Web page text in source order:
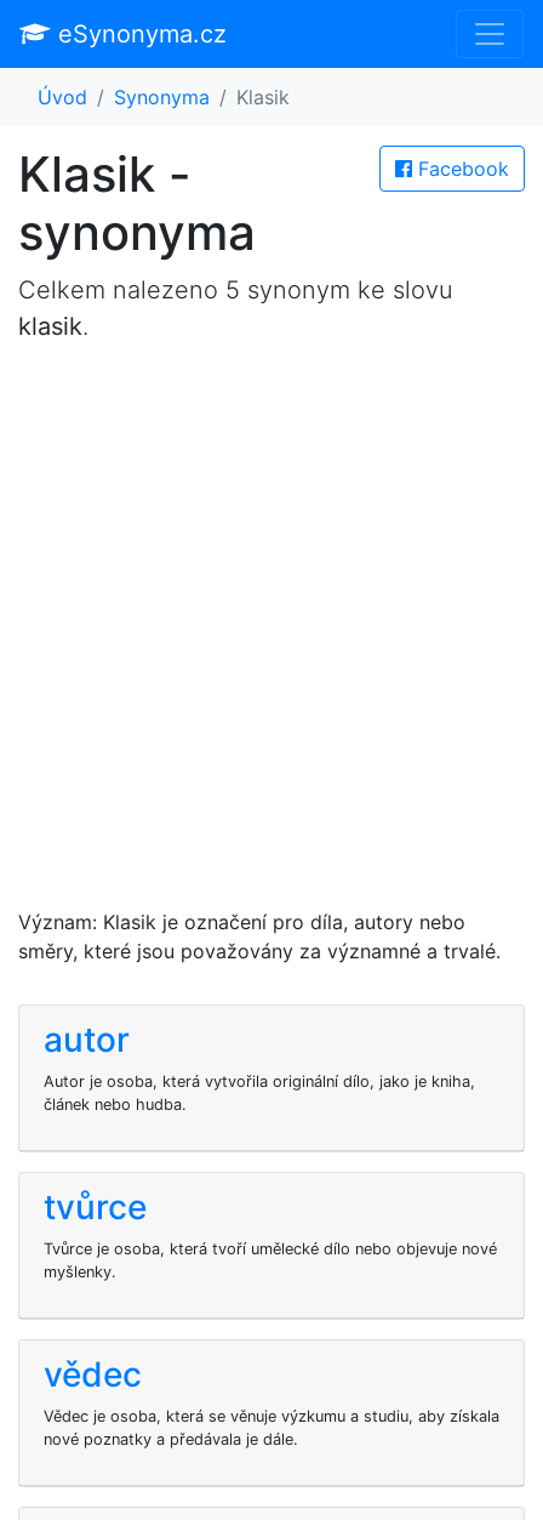
eSynonyma.cz
Úvod Synonyma Klasik
Facebook
Klasik -
synonyma
Celkem nalezeno 5 synonym ke slovu
klasik.
Význam: Klasik je označení pro díla, autory nebo
směry, které jsou považovány za významné a trvalé.
autor
Autor je osoba, která vytvořila originální dílo, jako je kniha,
článek nebo hudba.
tvůrce
Tvůrce je osoba, která tvoří umělecké dílo nebo objevuje nové
myšlenky.
vědec
Vědec je osoba, která se věnuje výzkumu a studiu, aby získala
nové poznatky a předávala je dále.